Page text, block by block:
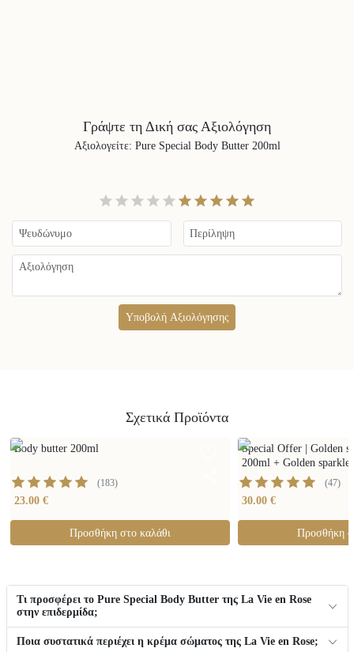
Γράψτε τη Δική σας Αξιολόγηση
Αξιολογείτε: Pure Special Body Butter 200ml
Υποβολή Αξιολόγησης
Σχετικά Προϊόντα
Body butter 200ml
(183)
23.00 €
Προσθήκη στο καλάθι
Special Offer | Golden
200ml + Golden sparkle
(47)
30.00 €
Προσθήκη
Τι προσφέρει το Pure Special Body Butter της La Vie en Rose
στην επιδερμίδα;
Ποια συστατικά περιέχει η κρέμα σώματος της La Vie en Rose;